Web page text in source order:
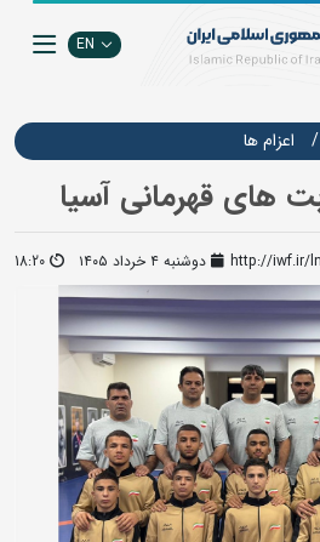
EN
اعزام ها
های قهرمانی آسیا
http://iwf.ir/ دوشنبه ۴ خرداد ۱۴۰۵ 18:20